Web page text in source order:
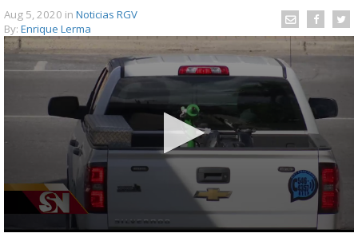
Aug 5, 2020 in Noticias RGV
By: Enrique Lerma